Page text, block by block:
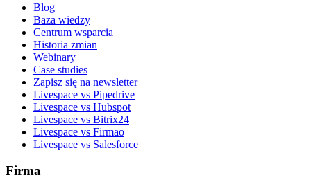
Blog
Baza wiedzy
Centrum wsparcia
Historia zmian
Webinary
Case studies
Zapisz się na newsletter
Livespace vs Pipedrive
Livespace vs Hubspot
Livespace vs Bitrix24
Livespace vs Firmao
Livespace vs Salesforce
Firma